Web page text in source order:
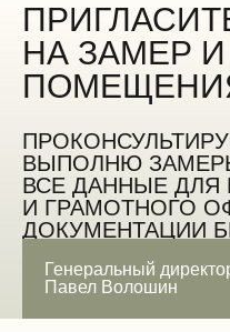
НА ЗАМЕР
ВЫПОЛНЮ
ВСЕ ДАННЫЕ ДЛЯ
И ГРАМОТНОГО
ДОКУМЕНТАЦИИ
Генеральный
Павел Волошин